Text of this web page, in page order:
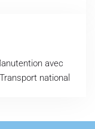
avec
Transport national